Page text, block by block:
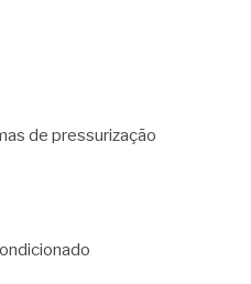
de pressurização